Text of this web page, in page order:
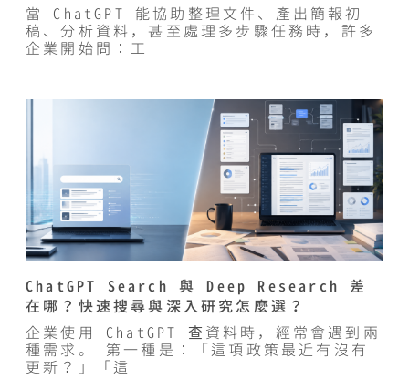
當 ChatGPT 能協助整理文件、產出簡報初
稿、分析資料，甚至處理多步驟任務時，許多
企業開始問：工
ChatGPT Search 與 Deep Research 差
在哪？快速搜尋與深入研究怎麼選？
企業使用 ChatGPT 查資料時，經常會遇到兩
種需求。 第一種是：「這項政策最近有沒有
更新？」「這